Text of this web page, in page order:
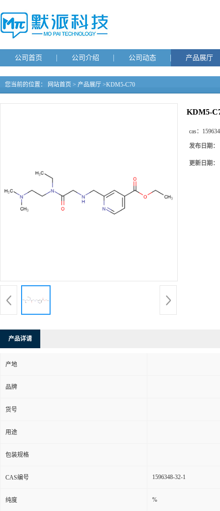
公司首页 公司介绍 公司动态 产品展厅
您当前的位置： 网站首页 > 产品展厅 >KDM5-C70
KDM5-
cas：
发布日期：
更新日期：
产品详请
产地
品牌
货号
用途
包装规格
CAS编号 1596348-32-1
纯度 %